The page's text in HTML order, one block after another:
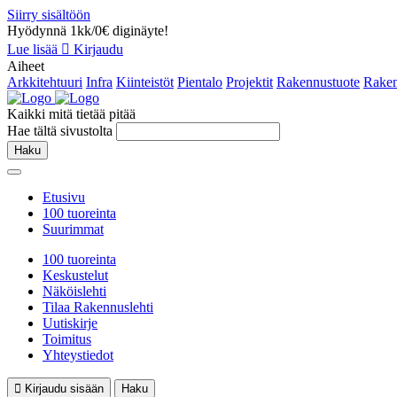
Siirry sisältöön
Hyödynnä 1kk/0€ diginäyte!
Lue lisää
Kirjaudu
Aiheet
Arkkitehtuuri Infra Kiinteistöt Pientalo Projektit Rakennustuote
Kaikki mitä tietää pitää
Hae tältä sivustolta
Haku
Etusivu
100 tuoreinta
Suurimmat
100 tuoreinta
Keskustelut
Näköislehti
Tilaa Rakennuslehti
Uutiskirje
Toimitus
Yhteystiedot
Kirjaudu sisään
Haku